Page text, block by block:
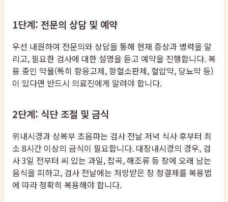
1단계: 전문의 상담 및 예약
우선 내원하여 전문의와 상담을 통해 현재 증상과 병력을 알
리고, 필요한 검사에 대한 설명을 듣고 예약을 진행합니다. 복
용 중인 약물(특히 항응고제, 항혈소판제, 혈압약, 당뇨약 등)
이 있다면 반드시 의료진에게 알려야 합니다.
2단계: 식단 조절 및 금식
위내시경과 상복부 초음파는 검사 전날 저녁 식사 후부터 최
소 8시간 이상의 금식이 필요합니다. 대장내시경의 경우, 검
사 3일 전부터 씨 있는 과일, 잡곡, 해조류 등 장에 오래 남는
음식을 피하고, 검사 전날에는 처방받은 장 정결제를 복용법
에 따라 정확히 복용해야 합니다.